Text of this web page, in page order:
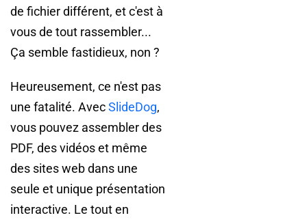
de fichier différent, et c'est à
vous de tout rassembler...
Ça semble fastidieux, non ?
Heureusement, ce n'est pas
une fatalité. AvecSlideDog,
vous pouvez assembler des
PDF, des vidéos et même
des sites web dans une
seule et unique présentation
interactive. Le tout en